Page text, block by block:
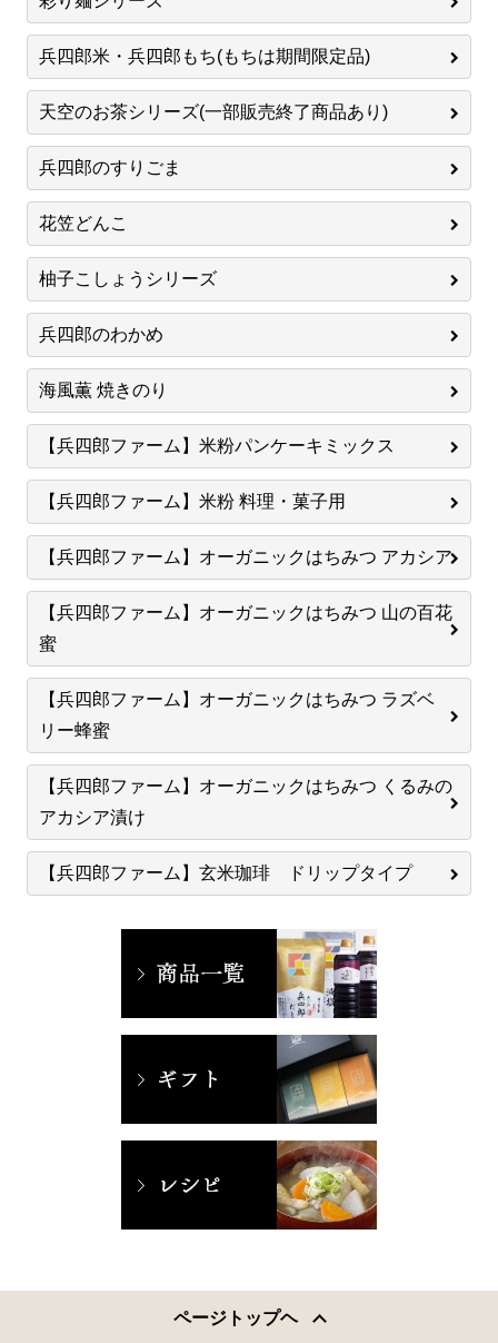
兵四郎米・兵四郎もち(もちは期間限定品)
天空のお茶シリーズ(一部販売終了商品あり)
兵四郎のすりごま
花笠どんこ
柚子こしょうシリーズ
兵四郎のわかめ
海風薫 焼きのり
【兵四郎ファーム】米粉パンケーキミックス
【兵四郎ファーム】米粉 料理・菓子用
【兵四郎ファーム】オーガニックはちみつ アカシア
【兵四郎ファーム】オーガニックはちみつ 山の百花
蜜
【兵四郎ファーム】オーガニックはちみつ ラズベ
リー蜂蜜
【兵四郎ファーム】オーガニックはちみつ くるみの
アカシア漬け
【兵四郎ファーム】玄米珈琲 ドリップタイプ
ページトップヘ